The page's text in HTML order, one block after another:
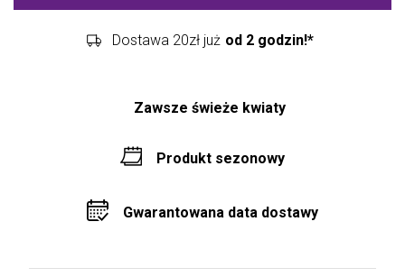
Dostawa 20zł już od 2 godzin!*
Zawsze świeże kwiaty
Produkt sezonowy
Gwarantowana data dostawy